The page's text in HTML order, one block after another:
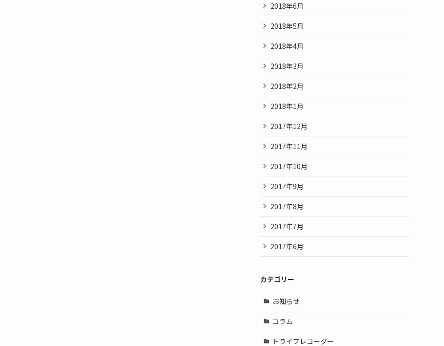
2018年6月
2018年5月
2018年4月
2018年3月
2018年2月
2018年1月
2017年12月
2017年11月
2017年10月
2017年9月
2017年8月
2017年7月
2017年6月
カテゴリー
お知らせ
コラム
ドライブレコーダー